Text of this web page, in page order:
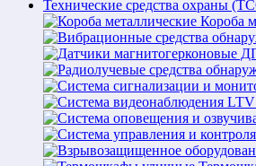
Технические средства охраны
Короба